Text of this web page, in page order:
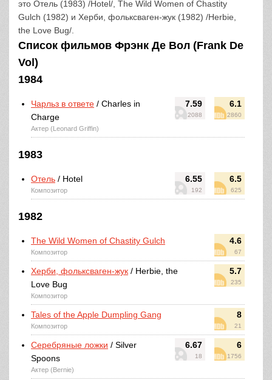
это Отель (1983) /Hotel/, The Wild Women of Chastity
Gulch (1982) и Херби, фольксваген-жук (1982) /Herbie,
the Love Bug/.
Список фильмов Фрэнк Де Вол (Frank De
Vol)
1984
7.59
2088
6.1
2860
Чарльз в ответе / Charles in
Charge
Актер (Leonard Griffin)
1983
6.55
192
6.5
625
Отель / Hotel
Композитор
1982
4.6
67
The Wild Women of Chastity Gulch
Композитор
5.7
235
Херби, фольксваген-жук / Herbie, the
Love Bug
Композитор
8
21
Tales of the Apple Dumpling Gang
Композитор
6.67
18
6
1756
Серебряные ложки / Silver
Spoons
Актер (Bernie)